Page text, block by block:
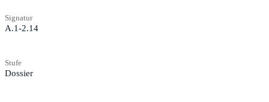
Signatur
A.1-2.14
Stufe
Dossier